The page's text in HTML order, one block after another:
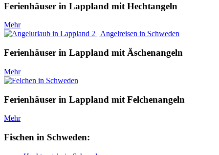
Ferienhäuser in Lappland mit Hechtangeln
Mehr
Ferienhäuser in Lappland mit Äschenangeln
Mehr
Ferienhäuser in Lappland mit Felchenangeln
Mehr
Fischen in Schweden: